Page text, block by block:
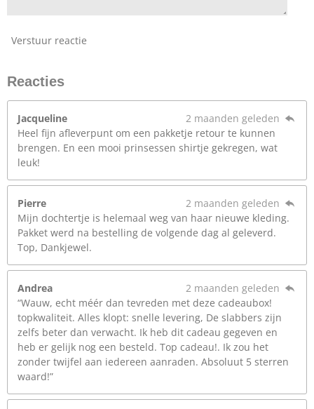
Verstuur reactie
Reacties
Jacqueline
2 maanden geleden
Heel fijn afleverpunt om een pakketje retour te kunnen
brengen. En een mooi prinsessen shirtje gekregen, wat
leuk!
Pierre
2 maanden geleden
Mijn dochtertje is helemaal weg van haar nieuwe kleding.
Pakket werd na bestelling de volgende dag al geleverd.
Top, Dankjewel.
Andrea
2 maanden geleden
“Wauw, echt méér dan tevreden met deze cadeaubox!
topkwaliteit. Alles klopt: snelle levering, De slabbers zijn
zelfs beter dan verwacht. Ik heb dit cadeau gegeven en
heb er gelijk nog een besteld. Top cadeau!. Ik zou het
zonder twijfel aan iedereen aanraden. Absoluut 5 sterren
waard!”